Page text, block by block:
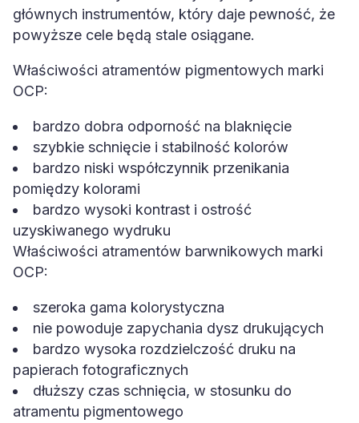
głównych instrumentów, który daje pewność, że
powyższe cele będą stale osiągane.
Właściwości atramentów pigmentowych marki
OCP:
bardzo dobra odporność na blaknięcie
szybkie schnięcie i stabilność kolorów
bardzo niski współczynnik przenikania
pomiędzy kolorami
bardzo wysoki kontrast i ostrość
uzyskiwanego wydruku
Właściwości atramentów barwnikowych marki
OCP:
szeroka gama kolorystyczna
nie powoduje zapychania dysz drukujących
bardzo wysoka rozdzielczość druku na
papierach fotograficznych
dłuższy czas schnięcia, w stosunku do
atramentu pigmentowego